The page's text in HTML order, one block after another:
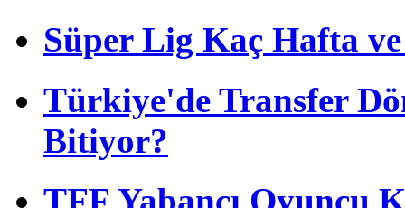
Süper Lig Kaç Hafta
Türkiye'de Transfer
Bitiyor?
TFF Yabancı Oyuncu